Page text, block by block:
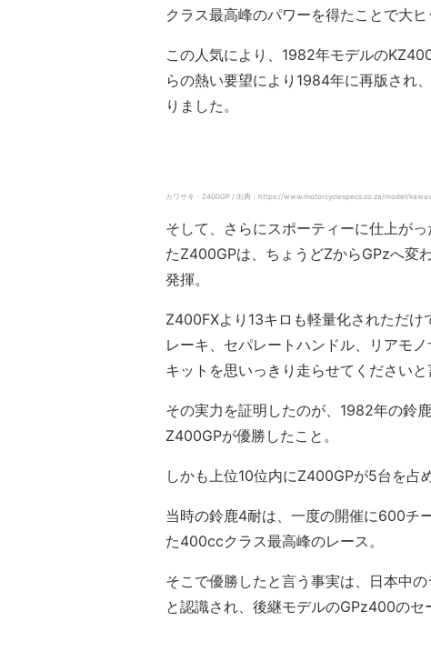
クラス最高峰のパワーを得たことで大ヒ
この人気により、1982年モデルの
らの熱い要望により1984年に再版され
りました。
カワサキ・Z400GP / 出典：https://www.motorcyclespecs.co.za/model/
そして、さらにスポーティーに仕上が
たZ400GPは、ちょうどZからGPzへ変
発揮。
Z400FXより13キロも軽量化されただ
レーキ、セパレートハンドル、リアモ
キットを思いっきり走らせてくださいと
その実力を証明したのが、1982年の鈴
Z400GPが優勝したこと。
しかも上位10位内にZ400GPが5台を占
当時の鈴鹿4耐は、一度の開催に600チ
た400ccクラス最高峰のレース。
そこで優勝したと言う事実は、日本中
と認識され、後継モデルのGPz400のセ